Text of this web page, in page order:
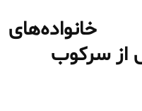
خانواده‌های
از سرکوب